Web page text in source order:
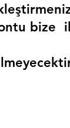
bize